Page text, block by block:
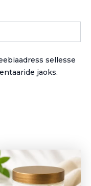
sellesse
jaoks.